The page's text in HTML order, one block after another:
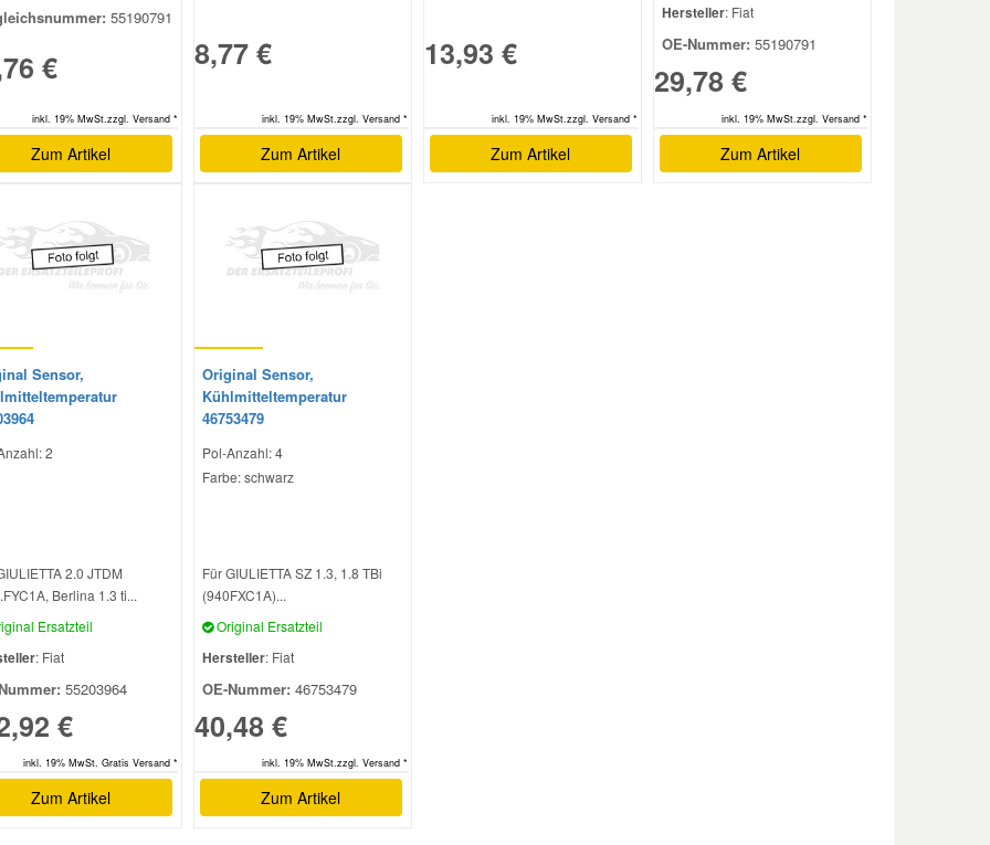
55190791
€
inkl. 19% MwSt.zzgl. Versand *
Zum Artikel
8,77 €
inkl. 19% MwSt.zzgl. Versand *
Zum Artikel
13,93 €
inkl. 19% MwSt.zzgl. Versand *
Zum Artikel
Hersteller: Fiat
OE-Nummer: 55190791
29,78 €
inkl. 19% MwSt.zzgl. Versand *
Zum Artikel
Sensor,
2
2.0 JTDM
Berlina 1.3 ti...
Ersatzteil
: Fiat
55203964
€
inkl. 19% MwSt. Gratis Versand *
Zum Artikel
Original Sensor,
Kühlmitteltemperatur
46753479
Pol-Anzahl: 4
Farbe: schwarz
Für GIULIETTA SZ 1.3, 1.8 TBi
(940FXC1A)...
Original Ersatzteil
Hersteller: Fiat
OE-Nummer: 46753479
40,48 €
inkl. 19% MwSt.zzgl. Versand *
Zum Artikel